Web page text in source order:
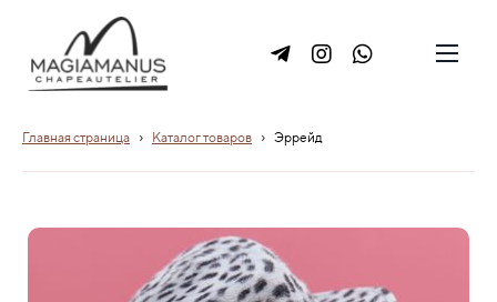
Главная страница › Каталог товаров › Эррейд